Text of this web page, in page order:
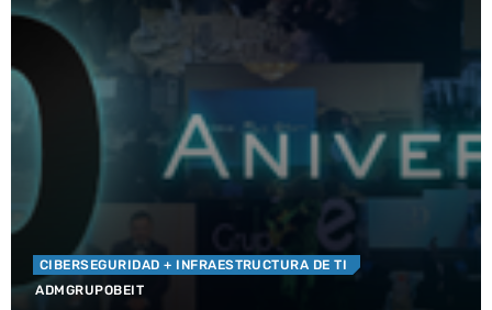
CIBERSEGURIDAD + INFRAESTRUCTURA DE TI
ADMGRUPOBEIT